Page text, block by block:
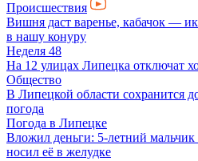
Происшествия
Вишня даст варенье, кабачок —
в нашу конуру
Неделя 48
На 12 улицах Липецка отключат
Общество
В Липецкой области сохранится
погода
Погода в Липецке
Вложил деньги: 5-летний
носил её в желудке